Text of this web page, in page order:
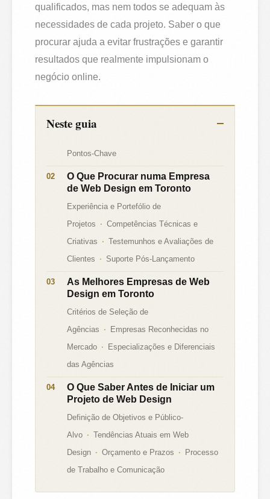
qualificados, mas nem todos se adequam às
necessidades de cada projeto. Saber o que
procurar ajuda a evitar frustrações e garantir
resultados que realmente impulsionam o
negócio online.
Neste guia
Pontos-Chave
O Que Procurar numa Empresa
de Web Design em Toronto
Experiência e Portefólio de
Projetos
Competências Técnicas e
Criativas
Testemunhos e Avaliações de
Clientes
Suporte Pós-Lançamento
As Melhores Empresas de Web
Design em Toronto
Critérios de Seleção de
Agências
Empresas Reconhecidas no
Mercado
Especializações e Diferenciais
das Agências
O Que Saber Antes de Iniciar um
Projeto de Web Design
Definição de Objetivos e Público-
Alvo
Tendências Atuais em Web
Design
Orçamento e Prazos
Processo
de Trabalho e Comunicação